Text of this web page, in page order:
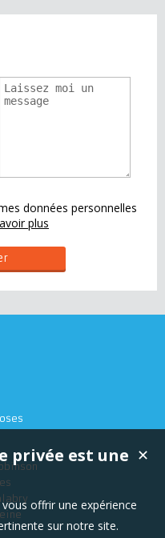
données personnelles
plus
✕
privée est une
offrir une expérience
sur notre site.